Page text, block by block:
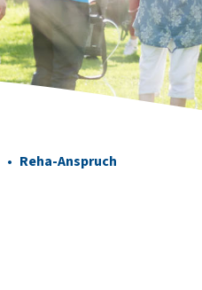
• Reha-Anspruch